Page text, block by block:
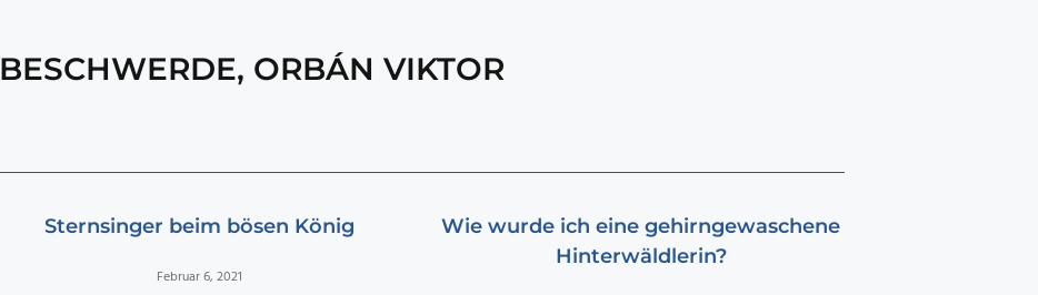
BESCHWERDE, ORBÁN VIKTOR
Sternsinger beim bösen König
Februar 6, 2021
Wie wurde ich eine gehirngewaschene
Hinterwäldlerin?